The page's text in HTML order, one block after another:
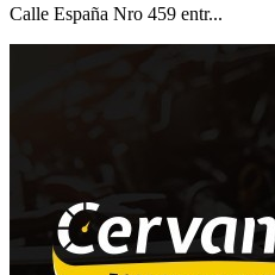
Calle España Nro 459 entr...